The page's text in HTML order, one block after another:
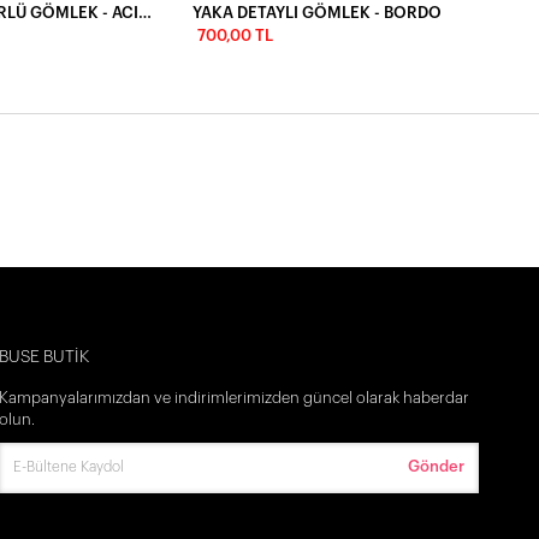
ÇİLEK NERVÜRLÜ GÖMLEK - ACI KAHVE
YAKA DETAYLI GÖMLEK - BORDO
700,00 TL
BUSE BUTİK
Kampanyalarımızdan ve indirimlerimizden güncel olarak haberdar
olun.
Gönder
İlk Siparişine Özel %5 İndirim
3000 TL VE ÜZERİ ÜCRETSİZ KARGO